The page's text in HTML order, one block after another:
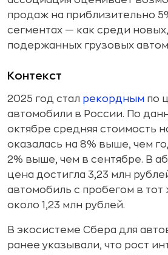
продаж на приблизительно
сегментах — как среди
подержанных грузовых
Контекст
2025 год стал рекордным по
автомобили в России. По
октябре средняя стоимость
оказалась на 8% выше, чем
2% выше, чем в сентябре. В
цена достигла 3,23 млн
автомобиль с пробегом в
около 1,23 млн рублей.
В экосистеме Сбера для
ранее указывали, что рост